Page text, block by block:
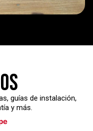
guías de instalación,
y más.